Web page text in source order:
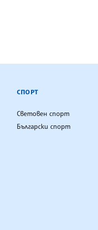
СПОРТ
Световен спорт
Български спорт